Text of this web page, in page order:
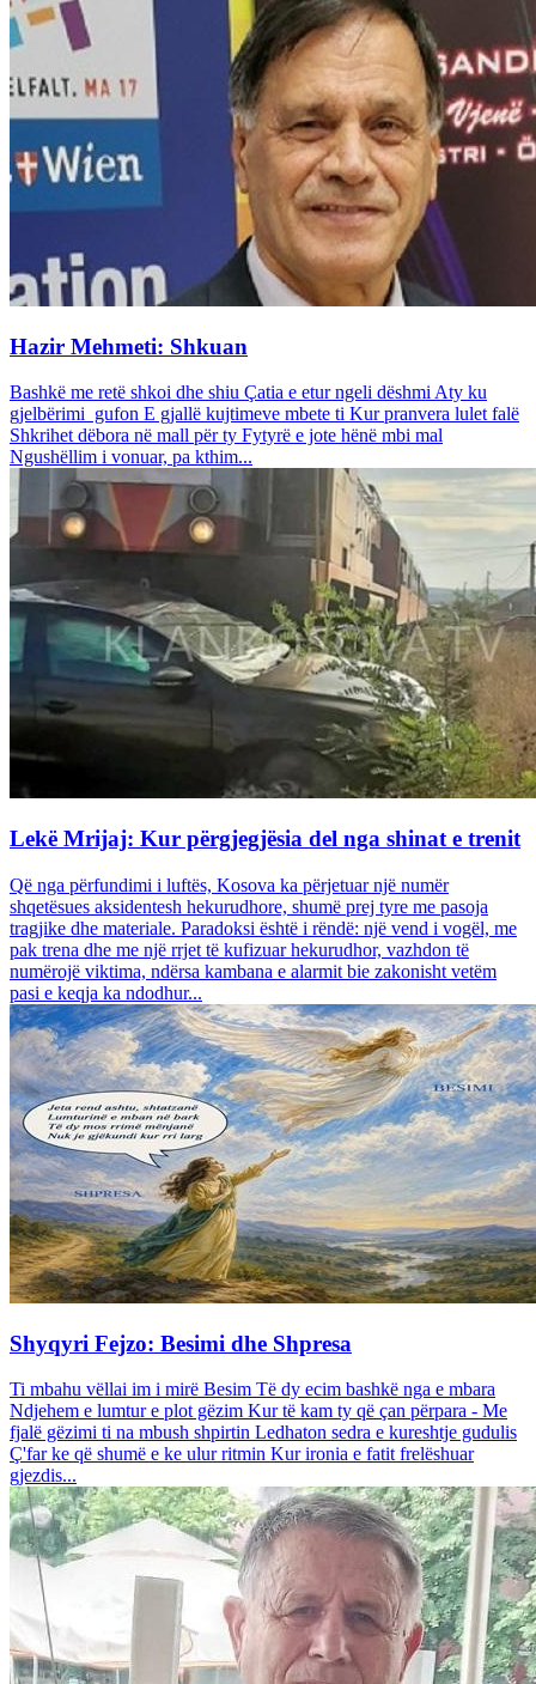
Hazir Mehmeti: Shkuan
Bashkë me retë shkoi dhe shiu Çatia e etur ngeli dëshmi Aty ku
gjelbërimi gufon E gjallë kujtimeve mbete ti Kur pranvera lulet falë
Shkrihet dëbora në mall për ty Fytyrë e jote hënë mbi mal
Ngushëllim i vonuar, pa kthim...
Lekë Mrijaj: Kur përgjegjësia del nga shinat e trenit
Që nga përfundimi i luftës, Kosova ka përjetuar një numër
shqetësues aksidentesh hekurudhore, shumë prej tyre me pasoja
tragjike dhe materiale. Paradoksi është i rëndë: një vend i vogël, me
pak trena dhe me një rrjet të kufizuar hekurudhor, vazhdon të
numërojë viktima, ndërsa kambana e alarmit bie zakonisht vetëm
pasi e keqja ka ndodhur...
Shyqyri Fejzo: Besimi dhe Shpresa
Ti mbahu vëllai im i mirë Besim Të dy ecim bashkë nga e mbara
Ndjehem e lumtur e plot gëzim Kur të kam ty që çan përpara - Me
fjalë gëzimi ti na mbush shpirtin Ledhaton sedra e kureshtje gudulis
Ç'far ke që shumë e ke ulur ritmin Kur ironia e fatit frelëshuar
gjezdis...